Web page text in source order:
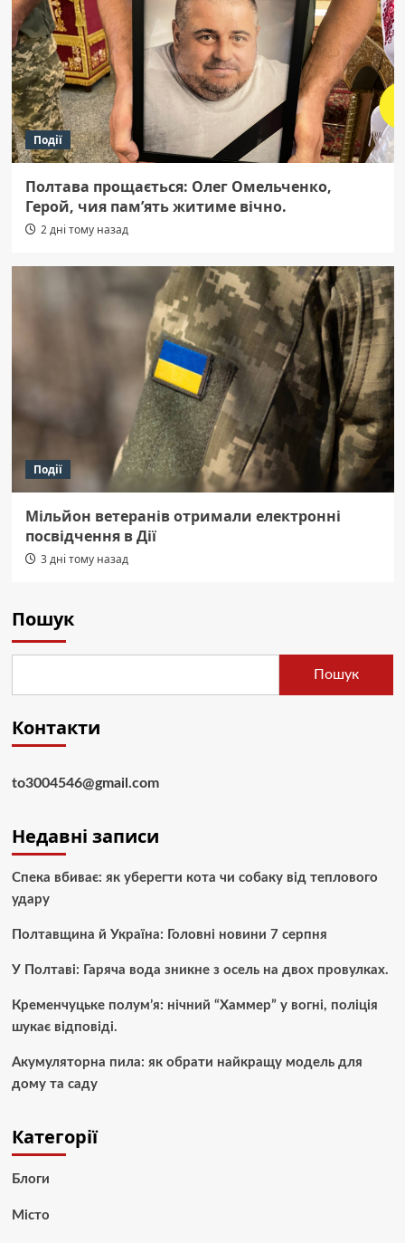
Події
Полтава прощається: Олег Омельченко,
Герой, чия пам’ять житиме вічно.
2 дні тому назад
Події
Мільйон ветеранів отримали електронні
посвідчення в Дії
3 дні тому назад
Пошук
Пошук
Контакти
to3004546@gmail.com
Недавні записи
Спека вбиває: як уберегти кота чи собаку від теплового
удару
Полтавщина й Україна: Головні новини 7 серпня
У Полтаві: Гаряча вода зникне з осель на двох провулках.
Кременчуцьке полум’я: нічний “Хаммер” у вогні, поліція
шукає відповіді.
Акумуляторна пила: як обрати найкращу модель для
дому та саду
Категорії
Блоги
Місто